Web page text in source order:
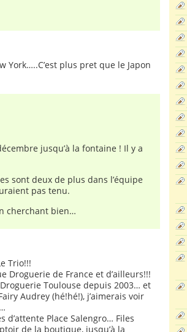
York…..C’est plus pret que le Japon
jusqu’à la fontaine ! Il y a
sont deux de plus dans l’équipe
pas tenu.
cherchant bien…
Trio!!!
Droguerie de France et d’ailleurs!!!
Toulouse depuis 2003… et
Audrey (hé!hé!), j’aimerais voir
d’attente Place Salengro… Files
de la boutique, jusqu’à la